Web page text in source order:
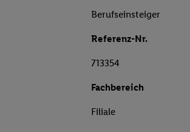
Berufseinsteiger
Referenz-Nr.
713354
Fachbereich
Filiale